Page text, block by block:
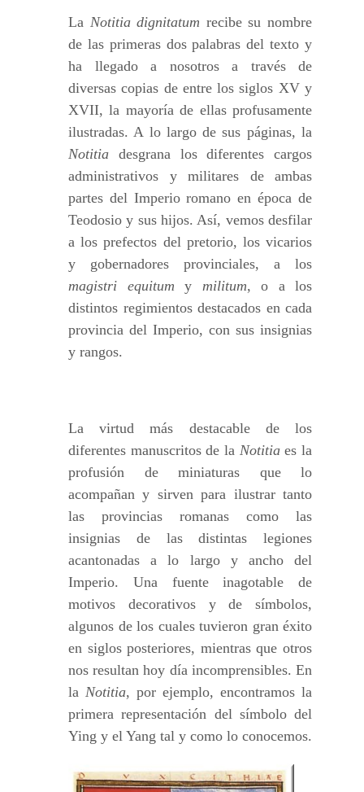
La Notitia dignitatum recibe su nombre
de las primeras dos palabras del texto y
ha llegado a nosotros a través de
diversas copias de entre los siglos XV y
XVII, la mayoría de ellas profusamente
ilustradas. A lo largo de sus páginas, la
Notitia desgrana los diferentes cargos
administrativos y militares de ambas
partes del Imperio romano en época de
Teodosio y sus hijos. Así, vemos desfilar
a los prefectos del pretorio, los vicarios
y gobernadores provinciales, a los
magistri equitum y militum, o a los
distintos regimientos destacados en cada
provincia del Imperio, con sus insignias
y rangos.
La virtud más destacable de los
diferentes manuscritos de la Notitiaes la
profusión de miniaturas que lo
acompañan y sirven para ilustrar tanto
las provincias romanas como las
insignias de las distintas legiones
acantonadas a lo largo y ancho del
Imperio. Una fuente inagotable de
motivos decorativos y de símbolos,
algunos de los cuales tuvieron gran éxito
en siglos posteriores, mientras que otros
nos resultan hoy día incomprensibles. En
la Notitia, por ejemplo, encontramos la
primera representación del símbolo del
Ying y el Yang tal y como lo conocemos.